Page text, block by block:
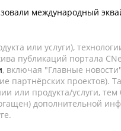
международный
или услуги),
публикаций портала
, включая "Главные
партнёрских проектов).
или продукта/услуги,
дополнительной